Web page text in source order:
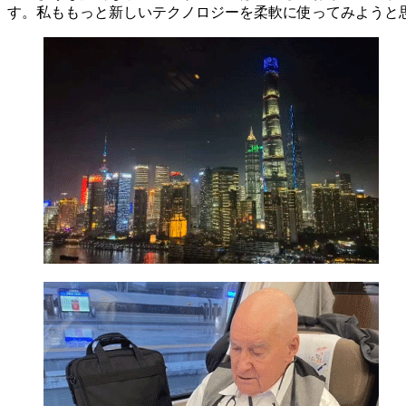
す。私ももっと新しいテクノロジーを柔軟に使ってみようと